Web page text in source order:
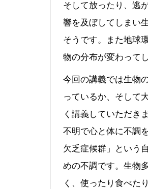
そして放ったり、逃
響を及ぼしてしまい
そうです。また地球
物の分布が変わって
今回の講義では生物
っているか、そして
く講義していただき
不明で心と体に不調
欠乏症候群」という
めの不調です。生物
く、使ったり食べた